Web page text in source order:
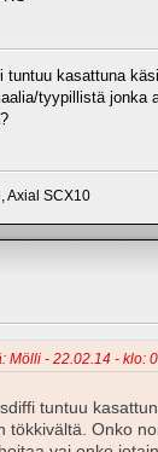
tuntuu kasattuna
tyypillistä jonka
Axial SCX10
Mölli - 22.02.14 - klo:
tuntuu
tökkivältä. Onko